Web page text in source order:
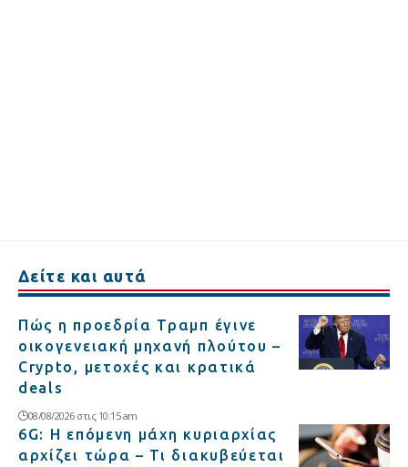
Δείτε και αυτά
Πώς η προεδρία Τραμπ έγινε
οικογενειακή μηχανή πλούτου –
Crypto, μετοχές και κρατικά
deals
08/08/2026 στις 10:15 am
6G: Η επόμενη μάχη κυριαρχίας
αρχίζει τώρα – Τι διακυβεύεται